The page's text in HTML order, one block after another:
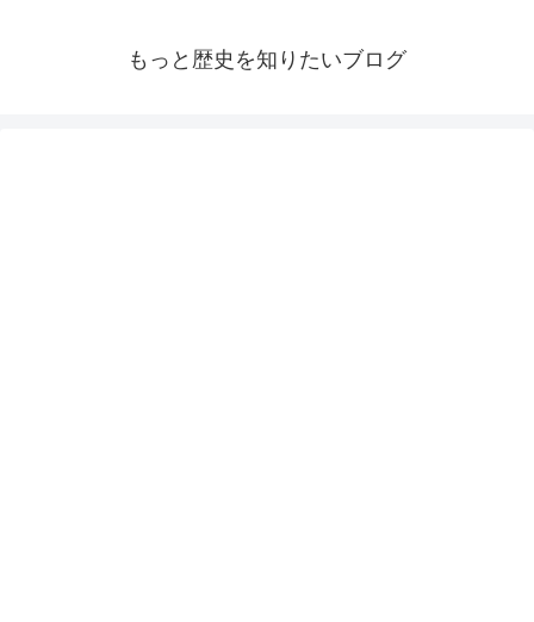
もっと歴史を知りたいブログ